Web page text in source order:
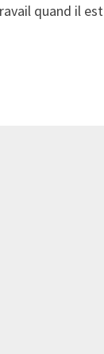
quand il est